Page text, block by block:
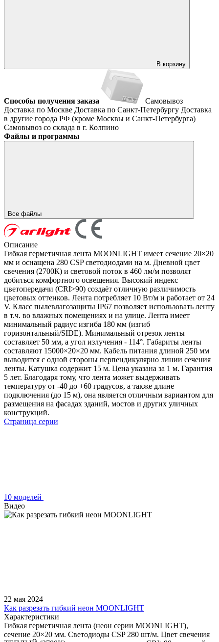
В корзину
Способы получения заказа
Самовывоз
Доставка по Москве Доставка по Санкт-Петербургу Доставка
в другие города РФ (кроме Москвы и Санкт-Петербурга)
Самовывоз со склада в г. Колпино
Файлы и программы
Все файлы
Описание
Гибкая герметичная лента MOONLIGHT имеет сечение 20×20
мм и оснащена 280 CSP светодиодами на м. Дневной цвет
свечения (2700К) и световой поток в 460 лм/м позволят
добиться комфортного освещения. Высокий индекс
цветопередачи (CRI>90) создаёт отличную различимость
цветовых оттенков. Лента потребляет 10 Вт/м и работает от 24
V. Класс пылевлагозащиты IP67 позволяет использовать ленту
в т.ч. во влажных помещениях и на улице. Лента имеет
минимальный радиус изгиба 180 мм (изгиб
горизонтальный/SIDE). Минимальный отрезок ленты
составляет 50 мм, а угол излучения - 114°. Габариты ленты
составляют 15000×20×20 мм. Кабель питания длиной 250 мм
выводится с одной стороны перпендикулярно линии сечения
ленты. Катушка содержит 15 м. Цена указана за 1 м. Гарантия
5 лет. Благодаря тому, что лента может выдерживать
температуру от -40 до +60 градусов, а также длине
подключения (до 15 м), она является отличным вариантом для
размещения на фасадах зданий, мостов и других уличных
конструкций.
Страница серии
10 моделей
Видео
22 мая 2024
Как разрезать гибкий неон MOONLIGHT
Характеристики
Гибкая герметичная лента (неон серии MOONLIGHT),
сечение 20×20 мм. Светодиоды CSP 280 шт/м. Цвет свечения